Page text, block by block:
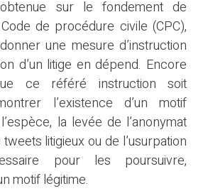
sur le fondement de
de procédure civile (CPC),
une mesure d’instruction
d’un litige en dépend. Encore
ce référé instruction soit
l’existence d’un motif
la levée de l’anonymat
litigieux ou de l’usurpation
pour les poursuivre,
motif légitime.